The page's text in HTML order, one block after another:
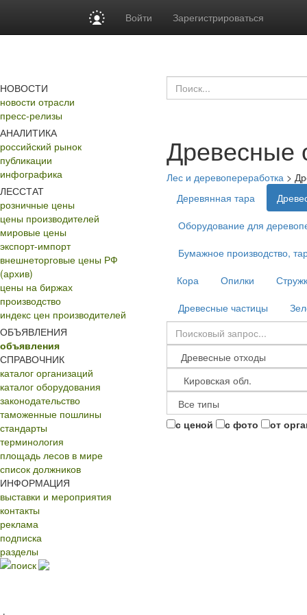
Войти Зарегистрироваться
НОВОСТИ
новости отрасли
пресс-релизы
АНАЛИТИКА
российский рынок
публикации
инфографика
ЛЕССТАТ
розничные цены
цены производителей
мировые цены
экспорт-импорт
внешнеторговые цены РФ
(архив)
цены на биржах
производство
индекс цен производителей
ОБЪЯВЛЕНИЯ
объявления
СПРАВОЧНИК
каталог организаций
каталог оборудования
законодательство
таможенные пошлины
стандарты
терминология
площадь лесов в мире
список должников
ИНФОРМАЦИЯ
выставки и мероприятия
контакты
реклама
подписка
разделы
поиск
Древесные
Лес и деревопереработка >
Деревянная тара
Оборудование для
Бумажное производство,
Кора
Опилки
Древесные частицы
с ценой с фото от